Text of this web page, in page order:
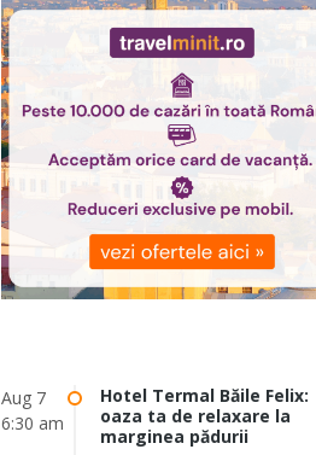
Aug 7
6:30 am
Hotel Termal Băile Felix:
oaza ta de relaxare la
marginea pădurii